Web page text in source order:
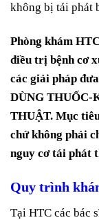
không bị tái phát
Phòng khám
điều trị bệnh cơ
các giải pháp
DÙNG THUỐC-
THUẬT. Mục
chứ không phải
nguy cơ tái phát
Quy trình
Tại HTC các bác